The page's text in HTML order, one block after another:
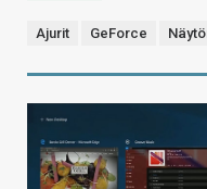
Ajurit GeForce